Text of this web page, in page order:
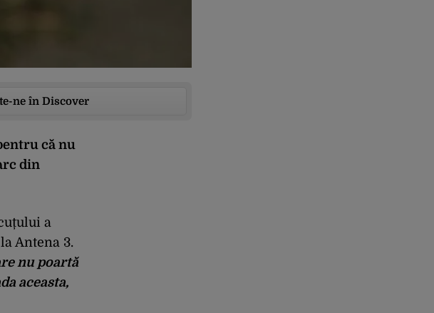
ne în Discover
că nu
din
a
Antena 3.
nu poartă
aceasta,